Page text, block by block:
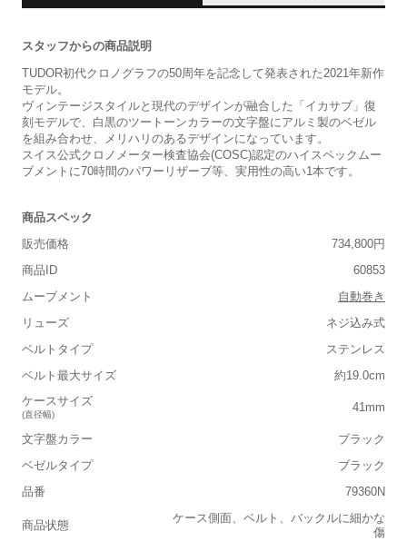
スタッフからの商品説明
TUDOR初代クロノグラフの50周年を記念して発表された2021年新作
モデル。
ヴィンテージスタイルと現代のデザインが融合した「イカサブ」復
刻モデルで、白黒のツートーンカラーの文字盤にアルミ製のベゼル
を組み合わせ、メリハリのあるデザインになっています。
スイス公式クロノメーター検査協会(COSC)認定のハイスペックムー
ブメントに70時間のパワーリザーブ等、実用性の高い1本です。
商品スペック
販売価格
734,800円
商品ID
60853
ムーブメント
自動巻き
リューズ
ネジ込み式
ベルトタイプ
ステンレス
ベルト最大サイズ
約19.0cm
ケースサイズ
(直径幅)
41mm
文字盤カラー
ブラック
ベゼルタイプ
ブラック
品番
79360N
商品状態
ケース側面、ベルト、バックルに細かな
傷